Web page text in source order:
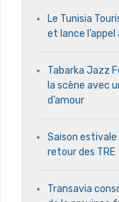
Le Tunisia
et lance
Tabarka Jazz
la scène avec
d’amour
Saison
retour des TRE
Transavia